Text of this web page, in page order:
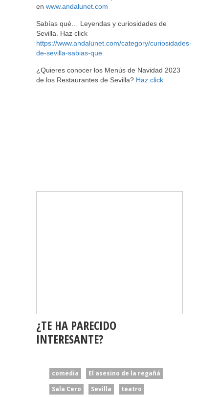
en www.andalunet.com
Sabías qué… Leyendas y curiosidades de
Sevilla. Haz click
https://www.andalunet.com/category/curiosidades-
de-sevilla-sabias-que
¿Quieres conocer los Menús de Navidad 2023
de los Restaurantes de Sevilla? Haz click
¿TE HA PARECIDO
INTERESANTE?
comedia
El asesino de la regañá
Sala Cero
Sevilla teatro